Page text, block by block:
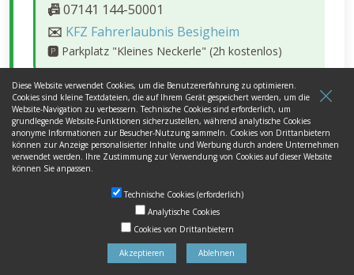
📠07141 144-50001
✉️ KFZ Fahrerlaubnis Besigheim
🅿️ Parkplatz "Kleines Neckerle" (2h kostenlos)
Außenstelle Vaihingen/Enz
📍Franckstraße 20, 71665 Vaihingen
📞 07141 144-2067
📠07141 144-59324
Außenstelle Gerlingen
Schillerstraße 63, 70839 Gerlingen
07141 144-2069
07141 144-53700
Diese Website verwendet Cookies, um die Benutzererfahrung zu optimieren.
Cookies sind kleine Textdateien, die auf Ihrem Gerät gespeichert werden, um die
Website-Navigation zu verbessern. Technische Cookies sind erforderlich, um
grundlegende Website-Funktionen sicherzustellen, während analytische Cookies
anonyme Informationen zur Besucher-Nutzung sammeln. Cookies von Drittanbietern
können zur Anzeige personalisierter Inhalte und Werbung durch andere Unternehmen
verwendet werden. Ihre Zustimmung zur Verwendung von Cookies auf dieser Website
können Sie anpassen.
Technische Cookies (erforderlich)
Analytische Cookies
Cookies von Drittanbietern
Akzeptieren Ablehnen